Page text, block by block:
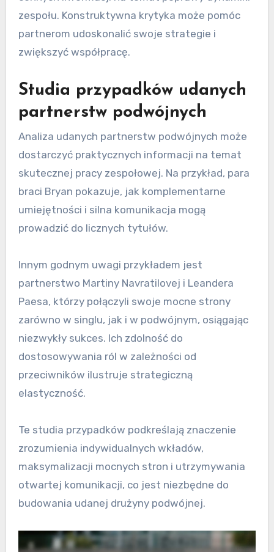
zespołu. Konstruktywna krytyka może pomóc
partnerom udoskonalić swoje strategie i
zwiększyć współpracę.
Studia przypadków udanych
partnerstw podwójnych
Analiza udanych partnerstw podwójnych może
dostarczyć praktycznych informacji na temat
skutecznej pracy zespołowej. Na przykład, para
braci Bryan pokazuje, jak komplementarne
umiejętności i silna komunikacja mogą
prowadzić do licznych tytułów.
Innym godnym uwagi przykładem jest
partnerstwo Martiny Navratilovej i Leandera
Paesa, którzy połączyli swoje mocne strony
zarówno w singlu, jak i w podwójnym, osiągając
niezwykły sukces. Ich zdolność do
dostosowywania ról w zależności od
przeciwników ilustruje strategiczną
elastyczność.
Te studia przypadków podkreślają znaczenie
zrozumienia indywidualnych wkładów,
maksymalizacji mocnych stron i utrzymywania
otwartej komunikacji, co jest niezbędne do
budowania udanej drużyny podwójnej.